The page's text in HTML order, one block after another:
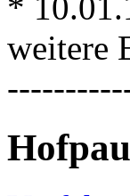
*
weitere